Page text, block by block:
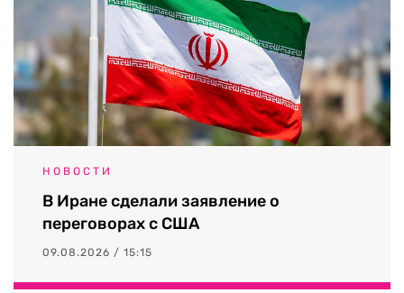
НОВОСТИ
В Иране сделали заявление о
переговорах с США
09.08.2026 / 15:15